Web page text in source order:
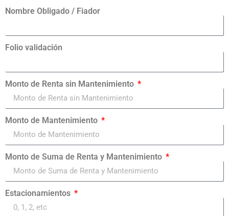
Nombre Obligado / Fiador
Folio validación
Monto de Renta sin Mantenimiento
Monto de Mantenimiento
Monto de Suma de Renta y Mantenimiento
Estacionamientos